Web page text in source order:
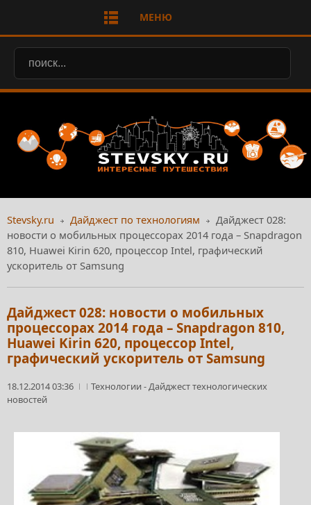
МЕНЮ
Stevsky.ru Дайджест по технологиям
Дайджест 028:
новости о мобильных процессорах 2014 года – Snapdragon
810, Huawei Kirin 620, процессор Intel, графический
ускоритель от Samsung
Дайджест 028: новости о мобильных
процессорах 2014 года – Snapdragon 810,
Huawei Kirin 620, процессор Intel,
графический ускоритель от Samsung
18.12.2014 03:36 Технологии-Дайджест технологических
новостей